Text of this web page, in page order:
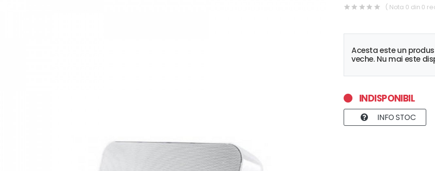
( Nota 0 din 0
Acesta este un
veche. Nu mai este
INDISPONIBIL
INFO STOC